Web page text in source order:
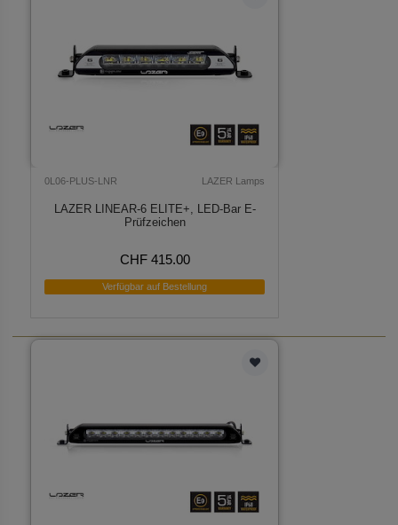
0L06-PLUS-LNR LAZER Lamps
LAZER LINEAR-6 ELITE+, LED-Bar E-
Prüfzeichen
CHF 415.00
Verfügbar auf Bestellung